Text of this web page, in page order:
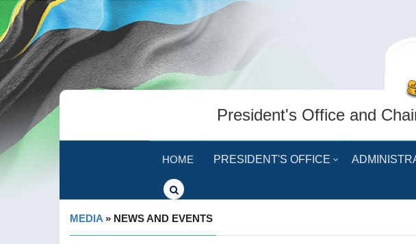
President's Office and
HOME PRESIDENT'S OFFICE
MEDIA » NEWS AND EVENTS